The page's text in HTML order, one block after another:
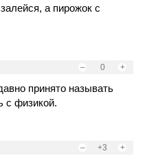
а пирожок с
– 0 +
принято называть
с физикой.
– +3 +